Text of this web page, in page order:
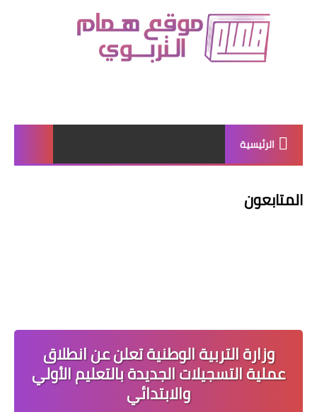
الرئيسية
المتابعون
وزارة التربية الوطنية تعلن عن انطلاق
عملية التسجيلات الجديدة بالتعليم الأولي
والابتدائي